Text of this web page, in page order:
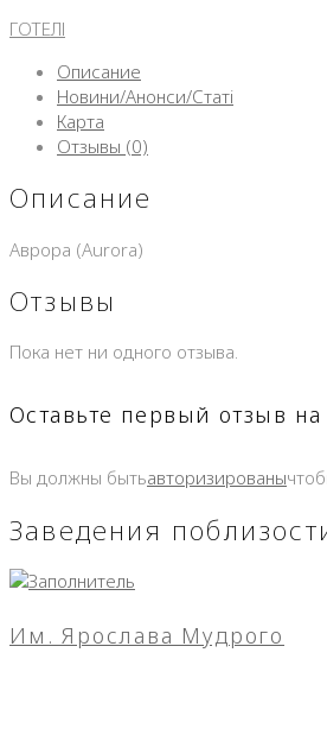
ГОТЕЛІ
Описание
Новини/Анонси/Статі
Карта
Отзывы (0)
Описание
Аврора (Aurora)
Отзывы
Пока нет ни одного отзыва.
Оставьте первый отзыв
Вы должны бытьавторизированы
Заведения
Им. Ярослава Мудрого